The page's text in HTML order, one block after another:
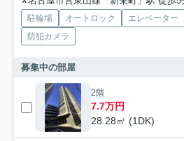
駐輪場 オートロック エレベーター
防犯カメラ
募集中の部屋
2階
7.7万円
28.28㎡ (1DK)